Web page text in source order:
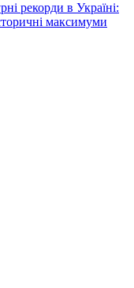
рекорди в Україні:
максимуми